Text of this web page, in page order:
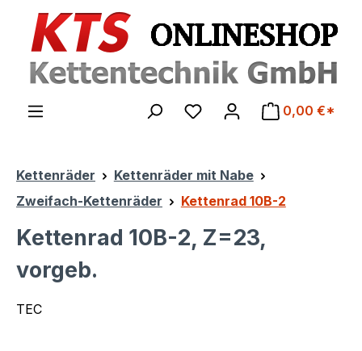
Zum Hauptinhalt springen
0,00 €*
Kettenräder
Kettenräder mit Nabe
Zweifach-Kettenräder
Kettenrad 10B-2
Kettenrad 10B-2, Z=23,
vorgeb.
TEC